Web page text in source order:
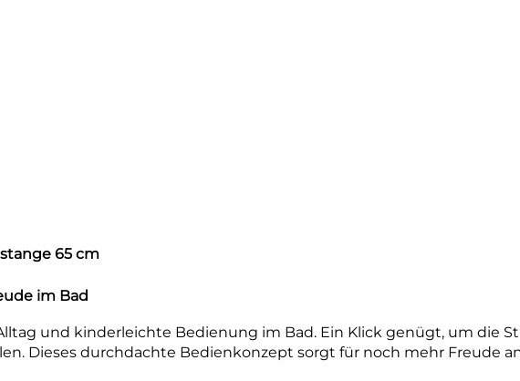
65 cm
im Bad
und kinderleichte Bedienung im Bad. Ein Klick genügt, um die
Dieses durchdachte Bedienkonzept sorgt für noch mehr Freude